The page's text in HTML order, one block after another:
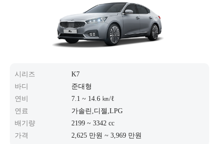
시리즈
K7
바디
준대형
연비
7.1 ~ 14.6 ㎞/ℓ
연료
가솔린,디젤,LPG
배기량
2199 ~ 3342 cc
가격
2,625 만원 ~ 3,969 만원